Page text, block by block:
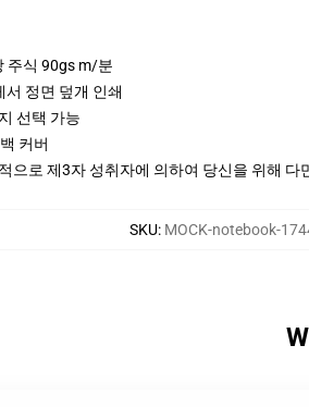
주식 90gs m/분
정면 덮개 인쇄
선택 가능
커버
으로 제3자 성취자에 의하여 당신을 위해
SKU: MOCK-notebook-